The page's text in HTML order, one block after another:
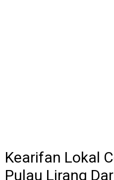
Kearifan Lokal
Pulau Lirang